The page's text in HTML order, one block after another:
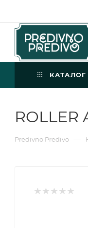
КАТАЛОГ
ROLLER
Predivno Predivo —